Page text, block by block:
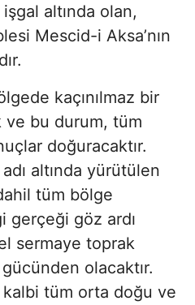
altında olan,
Mescid-i Aksa’nın
kaçınılmaz bir
ve bu durum, tüm
doğuracaktır.
altında yürütülen
tüm bölge
göz ardı
sermaye toprak
olacaktır.
tüm orta doğu ve